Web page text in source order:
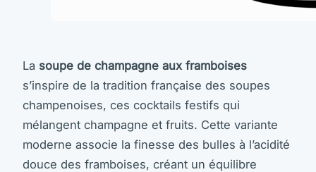
La soupe de champagne aux framboises
s’inspire de la tradition française des soupes
champenoises, ces cocktails festifs qui
mélangent champagne et fruits. Cette variante
moderne associe la finesse des bulles à l’acidité
douce des framboises, créant un équilibre